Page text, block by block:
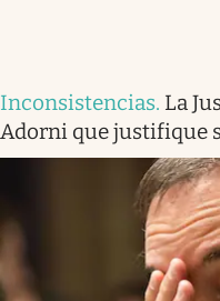
Inconsistencias. La
Adorni que justifique